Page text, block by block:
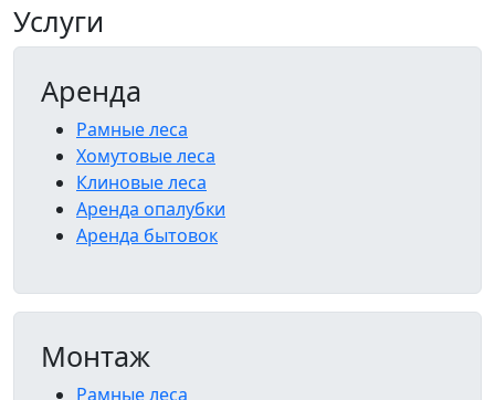
Услуги
Аренда
Рамные леса
Хомутовые леса
Клиновые леса
Аренда опалубки
Аренда бытовок
Монтаж
Рамные леса